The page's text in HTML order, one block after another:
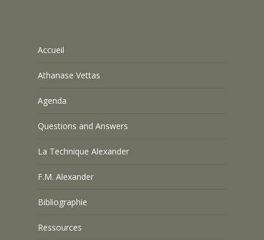
Accueil
Athanase Vettas
Agenda
Questions and Answers
La Technique Alexander
F.M. Alexander
Bibliographie
Ressources